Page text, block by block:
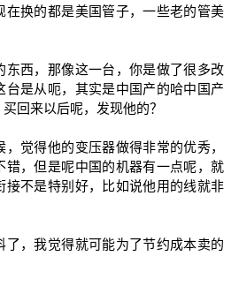
在换的都是美国管子，一些老的管美
东西，那像这一台，你是做了很多改
台是从呃，其实是中国产的哈中国产
回来以后呢，发现他的？
觉得他的变压器做得非常的优秀，
错，但是呢中国的机器有一点呢，就
接不是特别好，比如说他用的线就非
了，我觉得就可能为了节约成本卖的